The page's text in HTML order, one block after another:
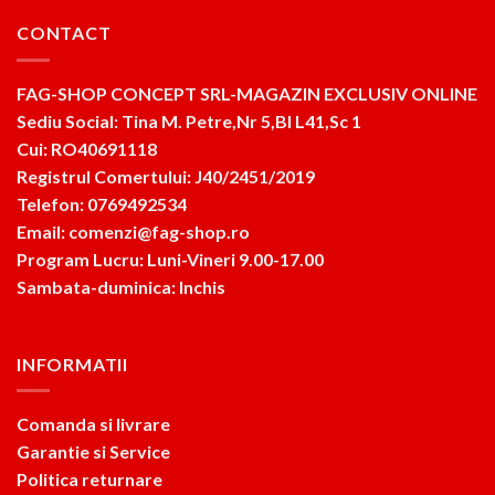
CONTACT
FAG-SHOP CONCEPT SRL-MAGAZIN EXCLUSIV ONLINE
Sediu Social: Tina M. Petre,Nr 5,Bl L41,Sc 1
Cui: RO40691118
Registrul Comertului: J40/2451/2019
Telefon: 0769492534
Email: comenzi@fag-shop.ro
Program Lucru: Luni-Vineri 9.00-17.00
Sambata-duminica: Inchis
INFORMATII
Comanda si livrare
Garantie si Service
Politica returnare